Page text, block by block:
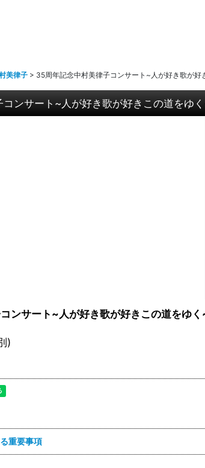
美律子 > 35周年記念中村美律子コンサート~人が好き歌が
ンサート~人が好き歌が好きこの道をゆ
ンサート~人が好き歌が好きこの道をゆ
)
重要事項